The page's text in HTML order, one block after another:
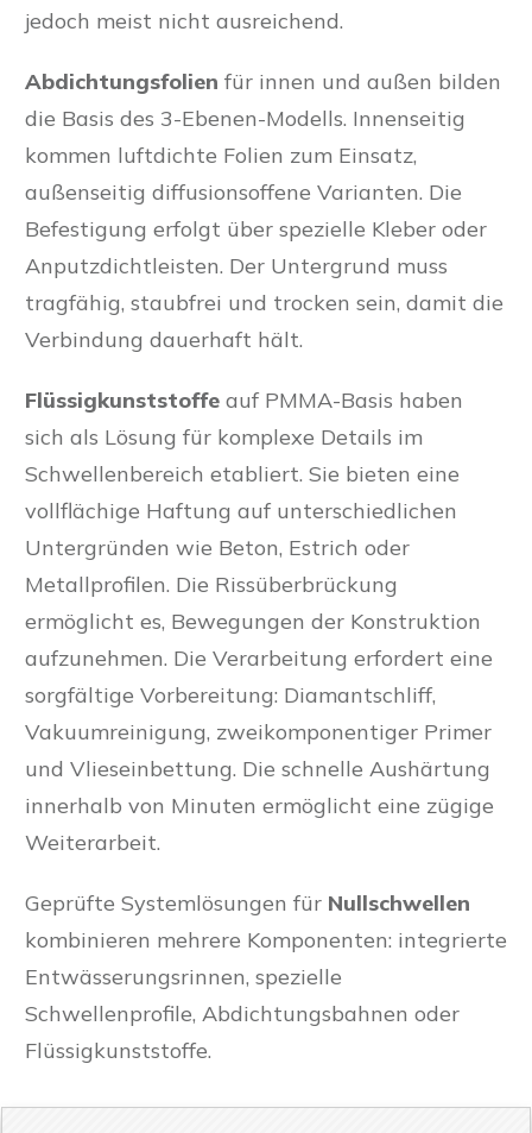
jedoch meist nicht ausreichend.
Abdichtungsfolien für innen und außen bilden
die Basis des 3-Ebenen-Modells. Innenseitig
kommen luftdichte Folien zum Einsatz,
außenseitig diffusionsoffene Varianten. Die
Befestigung erfolgt über spezielle Kleber oder
Anputzdichtleisten. Der Untergrund muss
tragfähig, staubfrei und trocken sein, damit die
Verbindung dauerhaft hält.
Flüssigkunststoffe auf PMMA-Basis haben
sich als Lösung für komplexe Details im
Schwellenbereich etabliert. Sie bieten eine
vollflächige Haftung auf unterschiedlichen
Untergründen wie Beton, Estrich oder
Metallprofilen. Die Rissüberbrückung
ermöglicht es, Bewegungen der Konstruktion
aufzunehmen. Die Verarbeitung erfordert eine
sorgfältige Vorbereitung: Diamantschliff,
Vakuumreinigung, zweikomponentiger Primer
und Vlieseinbettung. Die schnelle Aushärtung
innerhalb von Minuten ermöglicht eine zügige
Weiterarbeit.
Geprüfte Systemlösungen für Nullschwellen
kombinieren mehrere Komponenten: integrierte
Entwässerungsrinnen, spezielle
Schwellenprofile, Abdichtungsbahnen oder
Flüssigkunststoffe.